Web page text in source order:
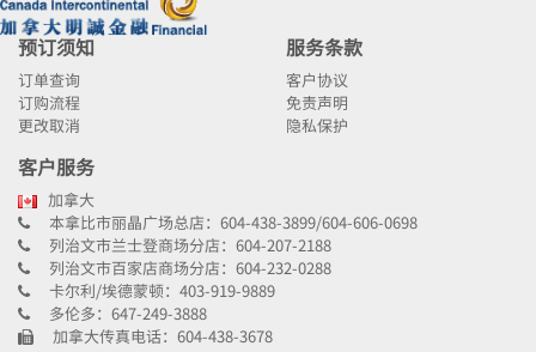
预订须知
订单查询
订购流程
更改取消
服务条款
客户协议
免责声明
隐私保护
客户服务
加拿大
本拿比市丽晶广场总店：604-438-3899/604-606-0698
列治文市兰士登商场分店：604-207-2188
列治文市百家店商场分店：604-232-0288
卡尔利/埃德蒙顿：403-919-9889
多伦多：647-249-3888
加拿大传真电话：604-438-3678